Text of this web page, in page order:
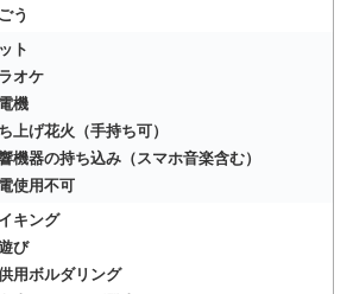
う
ト
オケ
機
上げ花火（手持ち可）
機器の持ち込み（スマホ音楽含む）
使用不可
キング
び
用ボルダリング